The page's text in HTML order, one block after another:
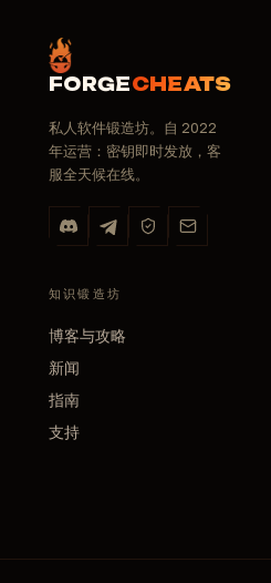
FORGECHEATS
私人软件锻造坊。自 2022
年运营：密钥即时发放，客
服全天候在线。
知识锻造坊
博客与攻略
新闻
指南
支持